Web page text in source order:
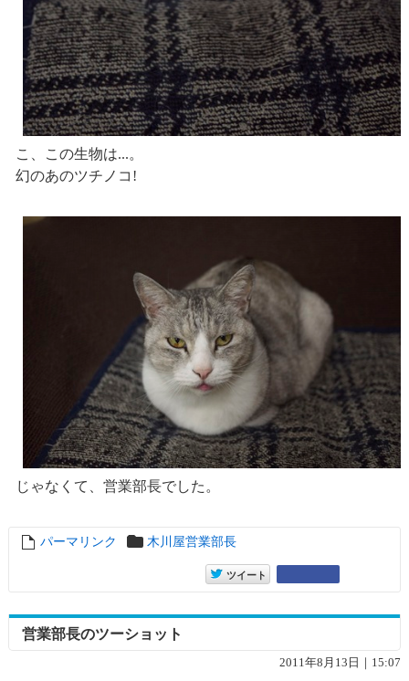
こ、この生物は...。
幻のあのツチノコ!
じゃなくて、営業部長でした。
entry6934
パーマリンク 木川屋営業部長
entry6934
ツイート
営業部長のツーショット
2011年8月13日｜15:07